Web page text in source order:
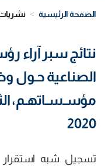
navigation
الصفحة الرئيسية
نتائج سبر آراء
الصناعية حـول
مؤسـسـاتهـم،
2020
تسجيل شبه